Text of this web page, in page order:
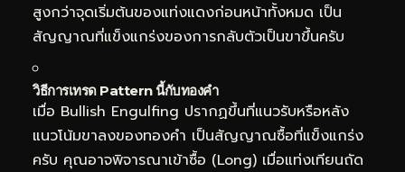
สูงกว่าจุดเริ่มต้นของแท่งแดงก่อนหน้าทั้งหมด เป็น
สัญญาณที่แข็งแกร่งของการกลับตัวเป็นขาขึ้นครับ
วิธีการเทรด Pattern นี้กับทองคำ
เมื่อ Bullish Engulfing ปรากฏขึ้นที่แนวรับหรือหลัง
แนวโน้มขาลงของทองคำ เป็นสัญญาณซื้อที่แข็งแกร่ง
ครับ คุณอาจพิจารณาเข้าซื้อ (Long) เมื่อแท่งเทียนถัด